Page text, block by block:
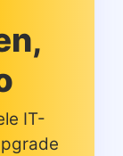
IT-